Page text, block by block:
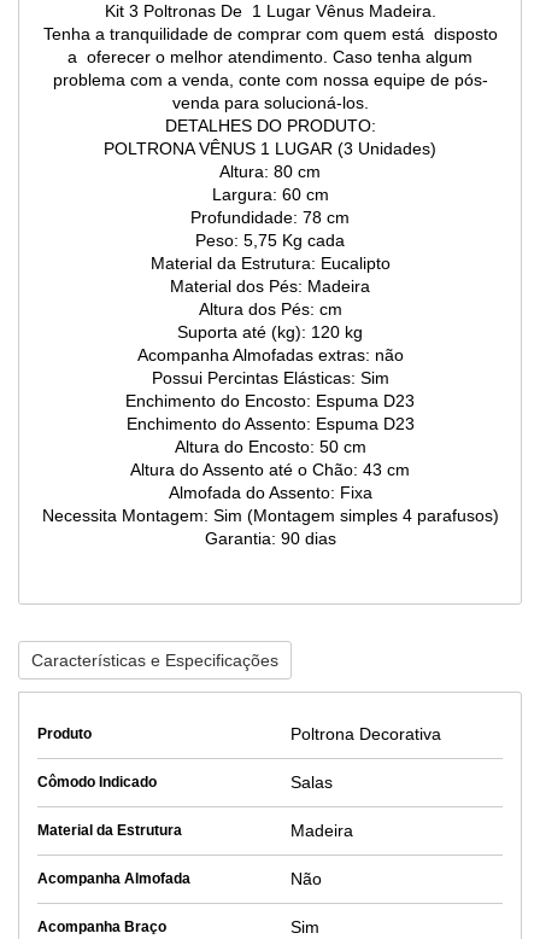
Kit 3 Poltronas De 1 Lugar Vênus Madeira.
Tenha a tranquilidade de comprar com quem está disposto
a oferecer o melhor atendimento. Caso tenha algum
problema com a venda, conte com nossa equipe de pós-
venda para solucioná-los.
DETALHES DO PRODUTO:
POLTRONA VÊNUS 1 LUGAR (3 Unidades)
Altura: 80 cm
Largura: 60 cm
Profundidade: 78 cm
Peso: 5,75 Kg cada
Material da Estrutura: Eucalipto
Material dos Pés: Madeira
Altura dos Pés: cm
Suporta até (kg): 120 kg
Acompanha Almofadas extras: não
Possui Percintas Elásticas: Sim
Enchimento do Encosto: Espuma D23
Enchimento do Assento: Espuma D23
Altura do Encosto: 50 cm
Altura do Assento até o Chão: 43 cm
Almofada do Assento: Fixa
Necessita Montagem: Sim (Montagem simples 4 parafusos)
Garantia: 90 dias
Características e Especificações
Produto Poltrona Decorativa
Cômodo Indicado Salas
Material da Estrutura Madeira
Acompanha Almofada Não
Acompanha Braço Sim